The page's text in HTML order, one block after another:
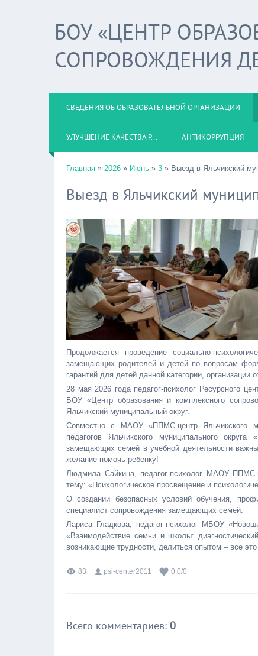
БОУ «ЦЕНТР
СОПРОВОЖДЕНИЯ
СВЕДЕНИЯ ОБ ОБРАЗОВАТЕЛЬНОЙ ОРГАНИЗАЦИИ
УЛУЧШЕНИЕ КАЧЕСТВА Р... АНТИКОРРУПЦИЯ
Главная » 2026 » Июнь » 3 » Выезд в Яльчикский
Выезд в Яльчикский
Продолжается проведение социально-
замещающих родителей и детей по вопросам
гарантий для детей данной категории, организации
28 мая 2026 года педагог-психолог Ресурсного
БОУ «Центр образования и комплексного
Яльчикский муниципальный округ.
Совместно с МАОУ «ППМС-центр Яльчикского
педагогов Яльчикского муниципального
замещающих семей в учебной деятельности
желание помочь ребенку!
Людмила Сайкина, педагог-психолог МАОУ ППМС-
тему: «Психологическое просвещение и
О создании безопасных условий обучения,
специалист сопровождения замещающих семей.
Лариса Гладкова, педагог-психолог МБОУ
«Взаимодействие семьи и школы:
возникающие трудности, делиться опытом – все
83 psi-center2011 0.0/0
Всего комментариев: 0